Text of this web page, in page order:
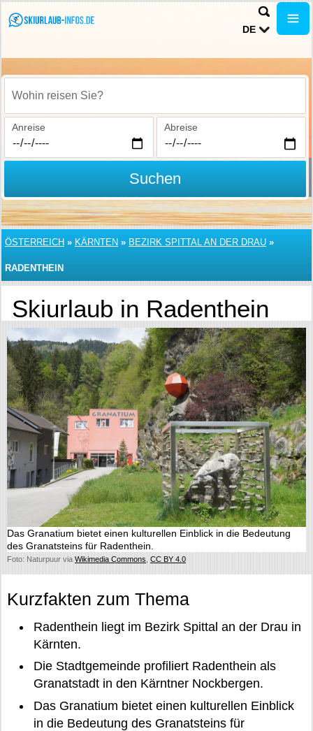
DE
Wohin reisen Sie?
Anreise Abreise
Suchen
ÖSTERREICH » KÄRNTEN » BEZIRK SPITTAL AN DER DRAU »
RADENTHEIN
Skiurlaub in Radenthein
Das Granatium bietet einen kulturellen Einblick in die Bedeutung
des Granatsteins für Radenthein.
Foto: Naturpuur via Wikimedia Commons CC BY 4.0
Kurzfakten zum Thema
Radenthein liegt im Bezirk Spittal an der Drau in
Kärnten.
Die Stadtgemeinde profiliert Radenthein als
Granatstadt in den Kärntner Nockbergen.
Das Granatium bietet einen kulturellen Einblick
in die Bedeutung des Granatsteins für